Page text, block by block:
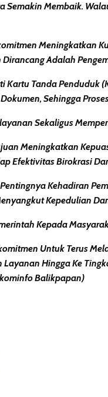
Membaik.
Meningkatkan
Adalah
Kartu Tanda
Sehingga
Sekaligus
Meningkatkan
Efektivitas Birokrasi
Kehadiran
Kepedulian
Kepada
Untuk Terus
Hingga Ke
Balikpapan)